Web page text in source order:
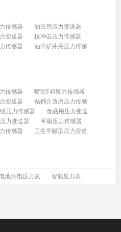
传感器
油田用压力变送器
变送器
抗冲击压力传感器
传感器
油田矿井用压力传感
传感器
喷涂F40压力传感器
变送器
粘稠介质用压力传感
压力传感器
食品用压力变送
力变送器
平膜压力传感器
传感器
卫生平膜型压力变送
电池供电压力表 智能压力表